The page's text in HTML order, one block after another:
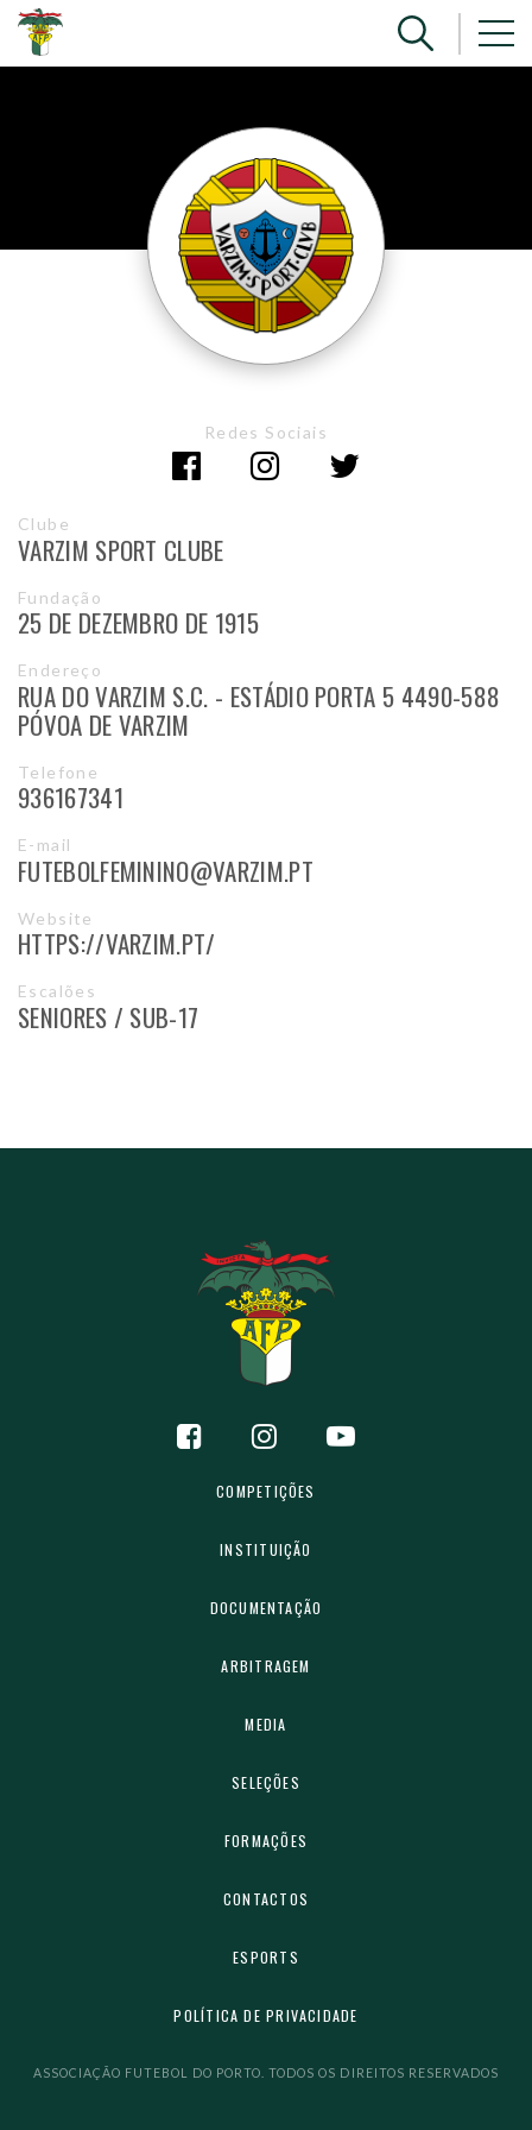
Redes Sociais
Clube
VARZIM SPORT CLUBE
Fundação
25 DE DEZEMBRO DE 1915
Endereço
RUA DO VARZIM S.C. - ESTÁDIO PORTA 5 4490-588
PÓVOA DE VARZIM
Telefone
936167341
E-mail
FUTEBOLFEMININO@VARZIM.PT
Website
HTTPS://VARZIM.PT/
Escalões
SENIORES / SUB-17
COMPETIÇÕES
INSTITUIÇÃO
DOCUMENTAÇÃO
ARBITRAGEM
MEDIA
SELEÇÕES
FORMAÇÕES
CONTACTOS
ESPORTS
POLÍTICA DE PRIVACIDADE
ASSOCIAÇÃO FUTEBOL DO PORTO. TODOS OS DIREITOS RESERVADOS